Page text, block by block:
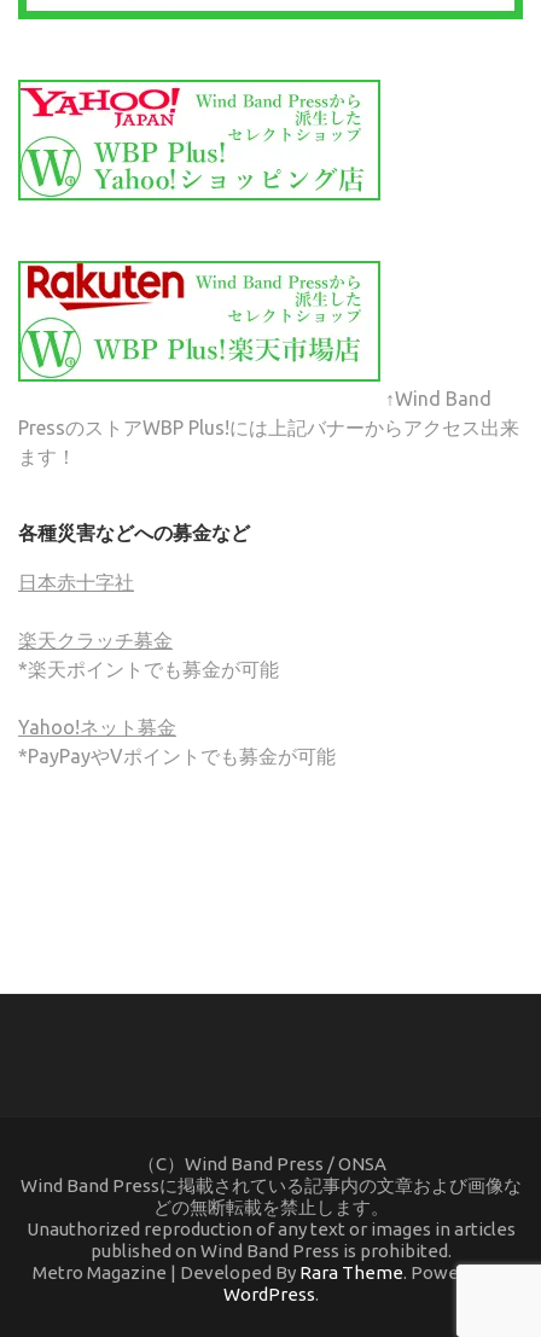
↑Wind Band
PressのストアWBP Plus!には上記バナーからアクセス出来
ます！
各種災害などへの募金など
日本赤十字社
楽天クラッチ募金
*楽天ポイントでも募金が可能
Yahoo!ネット募金
*PayPayやVポイントでも募金が可能
（C）Wind Band Press / ONSA
Wind Band Pressに掲載されている記事内の文章および画像な
どの無断転載を禁止します。
Unauthorized reproduction of any text or images in articles
published on Wind Band Press is prohibited.
Metro Magazine | Developed By Rara Theme. Powered by
WordPress.